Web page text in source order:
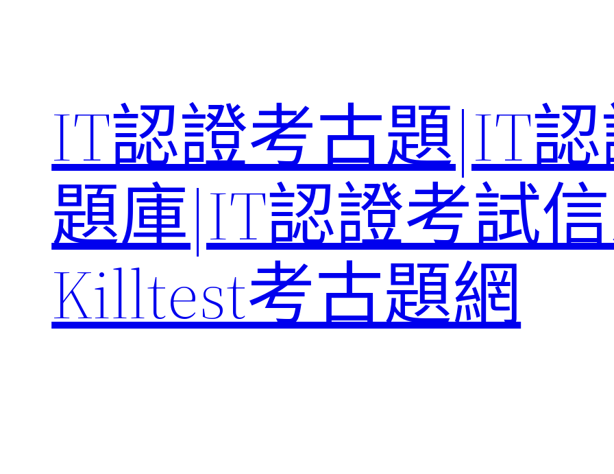
IT認證考古題|IT
題庫|IT認證考試
Killtest考古題網